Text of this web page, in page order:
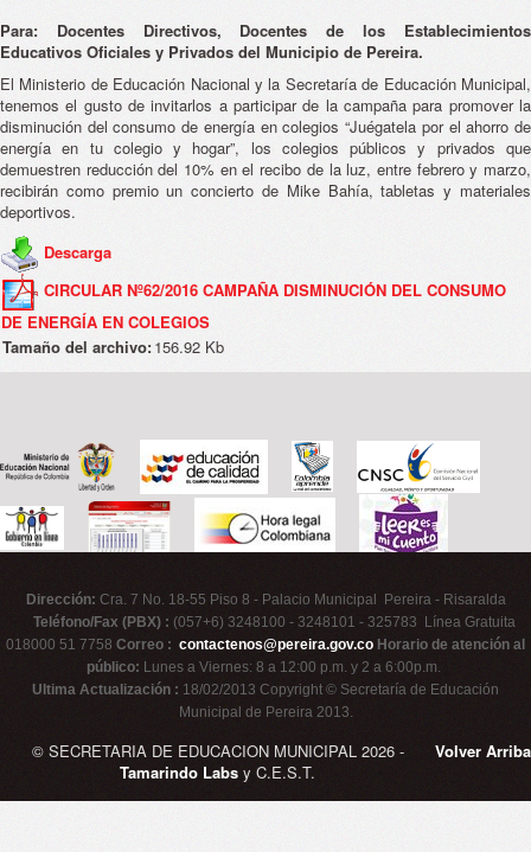
Para: Docentes Directivos, Docentes de los Establecimientos
Educativos Oficiales y Privados del Municipio de Pereira.
El Ministerio de Educación Nacional y la Secretaría de Educación Municipal,
tenemos el gusto de invitarlos a participar de la campaña para promover la
disminución del consumo de energía en colegios “Juégatela por el ahorro de
energía en tu colegio y hogar”, los colegios públicos y privados que
demuestren reducción del 10% en el recibo de la luz, entre febrero y marzo,
recibirán como premio un concierto de Mike Bahía, tabletas y materiales
deportivos.
Descarga
CIRCULAR Nº62/2016 CAMPAÑA DISMINUCIÓN DEL CONSUMO
DE ENERGÍA EN COLEGIOS
Tamaño del archivo:156.92 Kb
Dirección: Cra. 7 No. 18-55 Piso 8 - Palacio Municipal Pereira - Risaralda
Teléfono/Fax (PBX) : (057+6) 3248100 - 3248101 - 325783 Línea Gratuita
018000 51 7758 Correo : contactenos@pereira.gov.co Horario de atención al
público: Lunes a Viernes: 8 a 12:00 p.m. y 2 a 6:00p.m.
Ultima Actualización : 18/02/2013 Copyright © Secretaría de Educación
Municipal de Pereira 2013.
Volver Arriba
© SECRETARIA DE EDUCACION MUNICIPAL 2026 -
Tamarindo Labs y C.E.S.T.